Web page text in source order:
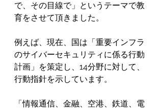
で、その目線で」というテーマで教
育をさせて頂きました。
例えば、現在、国は「重要インフラ
のサイバーセキュリティに係る行動
計画」を策定し、14分野に対して、
行動指針を示しています。
「情報通信、金融、空港、鉄道、電